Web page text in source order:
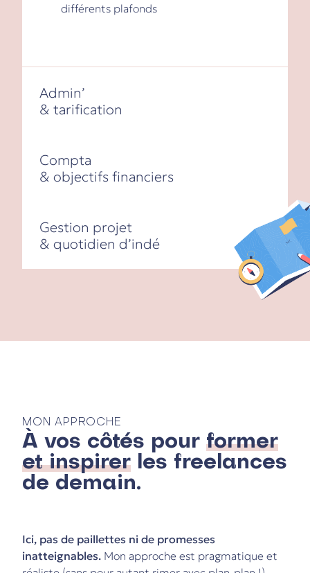
différents plafonds
Admin’
& tarification
Compta
& objectifs financiers
Gestion projet
& quotidien d’indé
MON APPROCHE
À vos côtés pour former
et inspirer les freelances
de demain.
Ici, pas de paillettes ni de promesses
inatteignables. Mon approche est pragmatique et